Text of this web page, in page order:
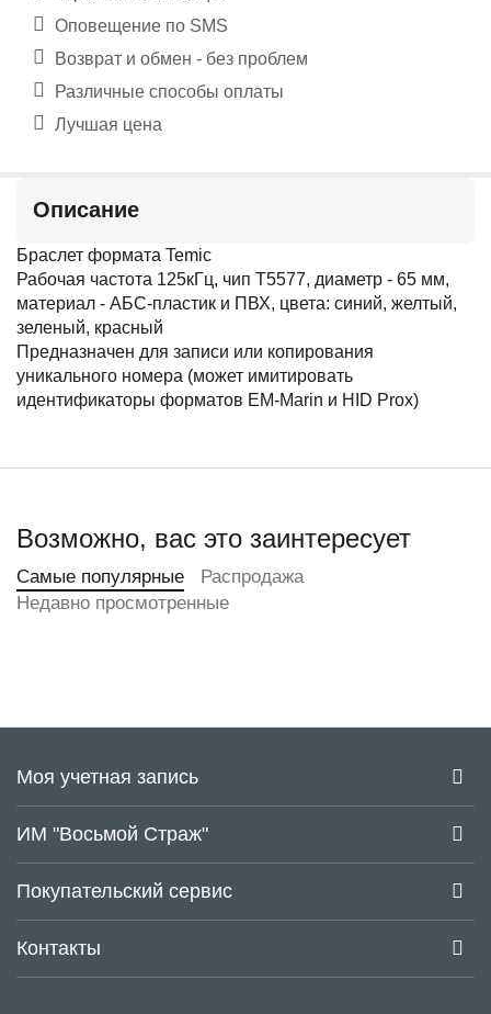
Оповещение по SMS
Возврат и обмен - без проблем
Различные способы оплаты
Лучшая цена
Описание
Браслет формата Temic
Рабочая частота 125кГц, чип T5577, диаметр - 65 мм,
материал - АБС-пластик и ПВХ, цвета: синий, желтый,
зеленый, красный
Предназначен для записи или копирования
уникального номера (может имитировать
идентификаторы форматов EM-Marin и HID Prox)
Возможно, вас это заинтересует
Самые популярные
Распродажа
Недавно просмотренные
Моя учетная запись
ИМ "Восьмой Страж"
Покупательский сервис
Контакты